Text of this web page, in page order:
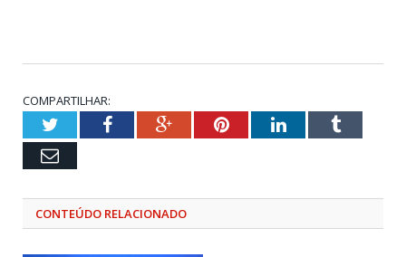
COMPARTILHAR:
TwitterFacebookGoogle+PinterestLinkedInTumblr
Email
CONTEÚDO RELACIONADO